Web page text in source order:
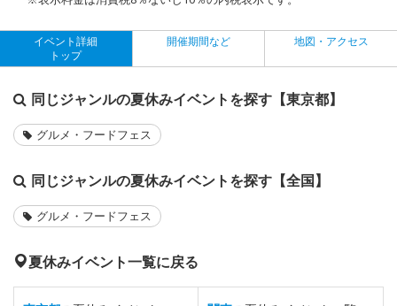
イベント詳細
トップ
開催期間など 地図・アクセス
同じジャンルの夏休みイベントを探す【東京都】
グルメ・フードフェス
同じジャンルの夏休みイベントを探す【全国】
グルメ・フードフェス
夏休みイベント一覧に戻る